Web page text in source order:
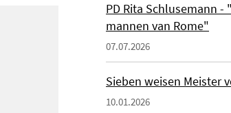
PD Rita Schlusemann
mannen van Rome"
07.07.2026
Sieben weisen Meister
10.01.2026